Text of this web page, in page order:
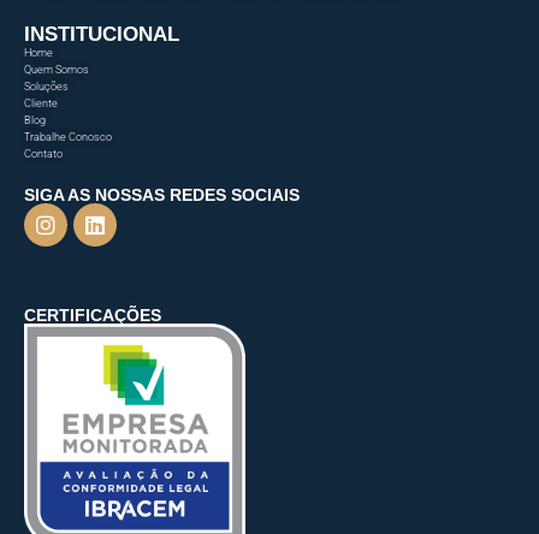
INSTITUCIONAL
Home
Quem Somos
Soluções
Cliente
Blog
Trabalhe Conosco
Contato
SIGA AS NOSSAS REDES SOCIAIS
CERTIFICAÇÕES